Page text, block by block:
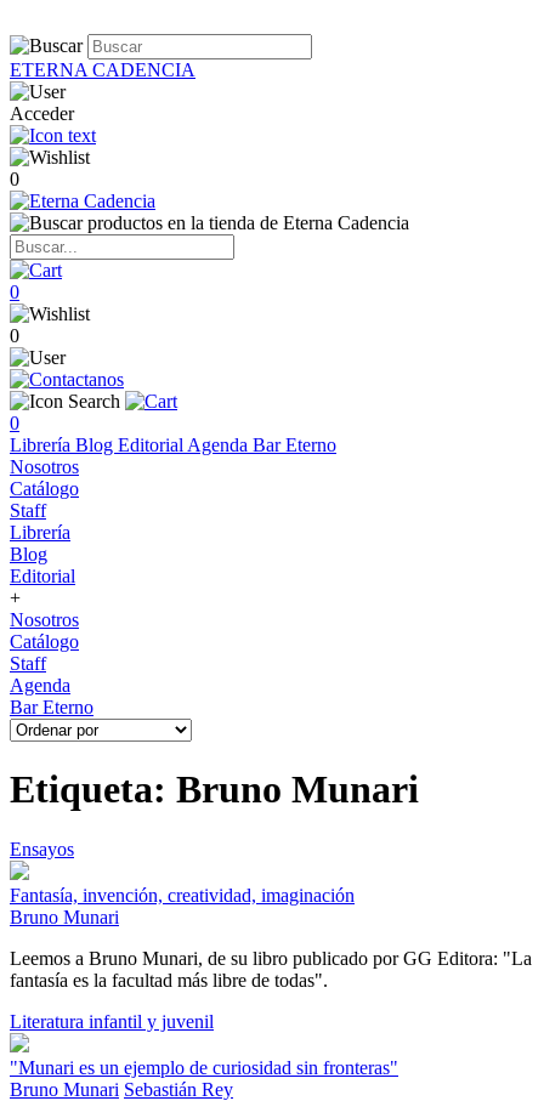
ETERNA CADENCIA
Acceder
0
0
0
0
Librería Blog Editorial Agenda Bar Eterno
Nosotros
Catálogo
Staff
Librería
Blog
Editorial
+
Nosotros
Catálogo
Staff
Agenda
Bar Eterno
Etiqueta: Bruno Munari
Ensayos
Fantasía, invención, creatividad, imaginación
Bruno Munari
Leemos a Bruno Munari, de su libro publicado por GG Editora: "La
fantasía es la facultad más libre de todas".
Literatura infantil y juvenil
"Munari es un ejemplo de curiosidad sin fronteras"
Bruno Munari Sebastián Rey